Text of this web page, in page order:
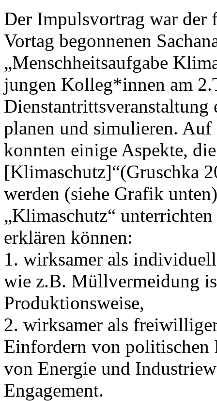
Der Impulsvortrag war der
Vortag begonnenen
„Menschheitsaufgabe
jungen Kolleg*innen am
Dienstantrittsveranstaltung
planen und simulieren.
konnten einige Aspekte,
[Klimaschutz]“(Gruschka
werden (siehe Grafik
„Klimaschutz“
erklären können:
1. wirksamer als
wie z.B. Müllvermeidung
Produktionsweise,
2. wirksamer als
Einfordern von politischen
von Energie und
Engagement.